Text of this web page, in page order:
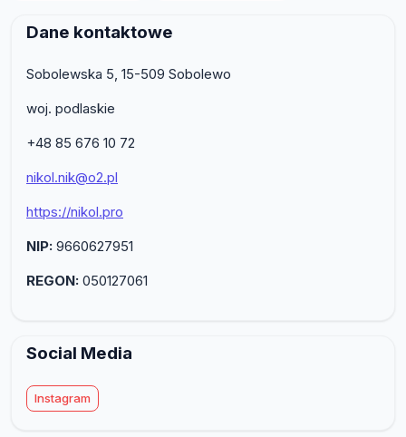
Dane kontaktowe
Sobolewska 5, 15-509 Sobolewo
woj. podlaskie
+48 85 676 10 72
nikol.nik@o2.pl
https://nikol.pro
NIP: 9660627951
REGON: 050127061
Social Media
Instagram